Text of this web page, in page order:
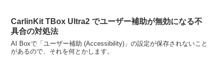
CarlinKit TBox Ultra2 でユーザー補助が無効になる不
具合の対処法
AI Boxで「ユーザー補助 (Accessibility)」の設定が保存されないこと
があるので、それを何とかします。